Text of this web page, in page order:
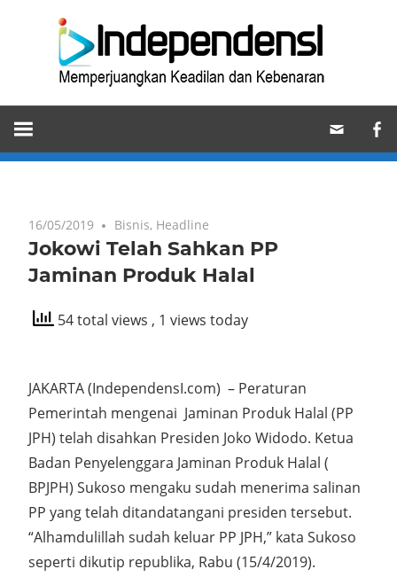
Memperjuangkan
Keadilan
dan
16/05/2019 Bisnis, Headline
Jokowi Telah Sahkan PP
Jaminan Produk Halal
54 total views , 1 views today
JAKARTA (IndependensI.com) – Peraturan
Pemerintah mengenai Jaminan Produk Halal (PP
JPH) telah disahkan Presiden Joko Widodo. Ketua
Badan Penyelenggara Jaminan Produk Halal (
BPJPH) Sukoso mengaku sudah menerima salinan
PP yang telah ditandatangani presiden tersebut.
“Alhamdulillah sudah keluar PP JPH,” kata Sukoso
seperti dikutip republika, Rabu (15/4/2019).